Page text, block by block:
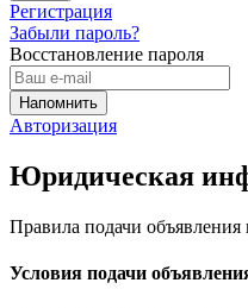
Регистрация
Забыли пароль?
Восстановление пароля
Авторизация
Юридическая
Правила подачи объявления
Условия подачи